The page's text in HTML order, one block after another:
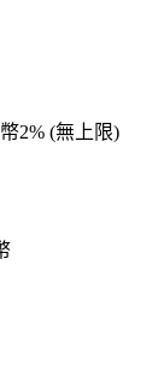
2% (無上限)